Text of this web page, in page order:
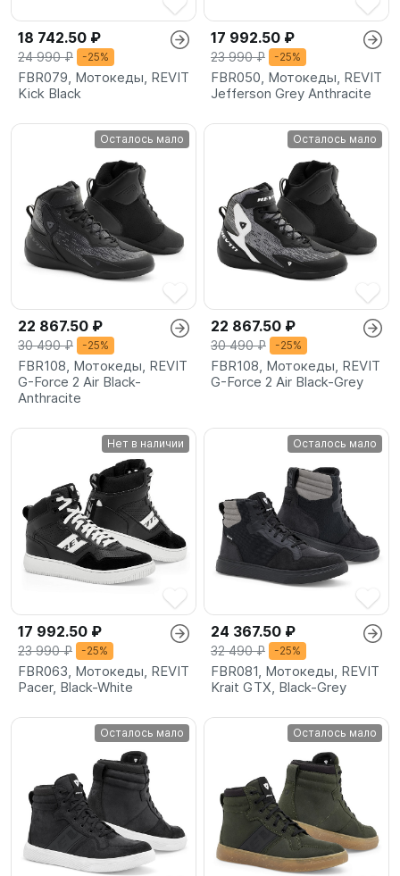
18 742.50 ₽
24 990 ₽ -25%
FBR079, Мотокеды, REVIT
Kick Black
17 992.50 ₽
23 990 ₽ -25%
FBR050, Мотокеды, REVIT
Jefferson Grey Anthracite
Осталось мало
22 867.50 ₽
30 490 ₽ -25%
FBR108, Мотокеды, REVIT
G-Force 2 Air Black-
Anthracite
Осталось мало
22 867.50 ₽
30 490 ₽ -25%
FBR108, Мотокеды, REVIT
G-Force 2 Air Black-Grey
Нет в наличии
17 992.50 ₽
23 990 ₽ -25%
FBR063, Мотокеды, REVIT
Pacer, Black-White
Осталось мало
24 367.50 ₽
32 490 ₽ -25%
FBR081, Мотокеды, REVIT
Krait GTX, Black-Grey
Осталось мало Осталось мало